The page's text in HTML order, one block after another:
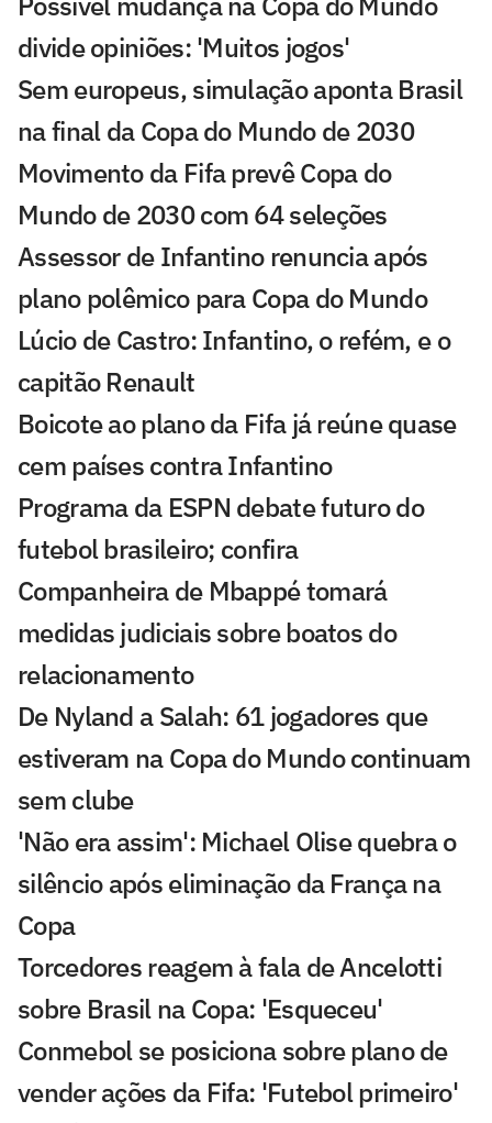
divide opiniões: 'Muitos jogos'
Sem europeus, simulação aponta Brasil
na final da Copa do Mundo de 2030
Movimento da Fifa prevê Copa do
Mundo de 2030 com 64 seleções
Assessor de Infantino renuncia após
plano polêmico para Copa do Mundo
Lúcio de Castro: Infantino, o refém, e o
capitão Renault
Boicote ao plano da Fifa já reúne quase
cem países contra Infantino
Programa da ESPN debate futuro do
futebol brasileiro; confira
Companheira de Mbappé tomará
medidas judiciais sobre boatos do
relacionamento
De Nyland a Salah: 61 jogadores que
estiveram na Copa do Mundo continuam
sem clube
'Não era assim': Michael Olise quebra o
silêncio após eliminação da França na
Copa
Torcedores reagem à fala de Ancelotti
sobre Brasil na Copa: 'Esqueceu'
Conmebol se posiciona sobre plano de
vender ações da Fifa: 'Futebol primeiro'